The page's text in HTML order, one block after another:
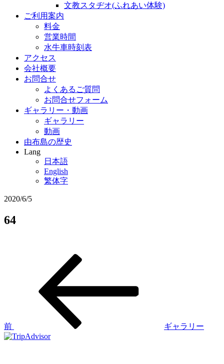
文教スタヂオ(ふれあい体験)
ご利用案内
料金
営業時間
水牛車時刻表
アクセス
会社概要
お問合せ
よくあるご質問
お問合せフォーム
ギャラリー・動画
ギャラリー
動画
由布島の歴史
Lang
日本語
English
繁体字
2020/6/5
64
ゲ
ー
前 ギャラリー